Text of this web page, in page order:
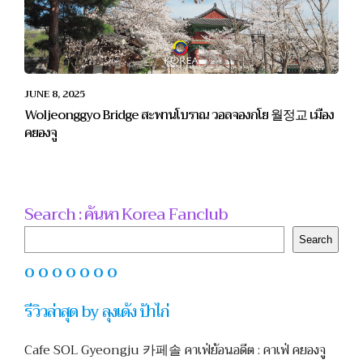
JUNE 8, 2025
Woljeonggyo Bridge สะพานโบราณ วอลจองกโย 월정교 เมือง
คยองจู
Search : ค้นหา Korea Fanclub
Search
O O O O O O O
รีวิวล่าสุด by ลุงเด้ง ป้าไก่
Cafe SOL Gyeongju 카페솔 คาเฟ่ย้อนอดีต : คาเฟ่ คยองจู